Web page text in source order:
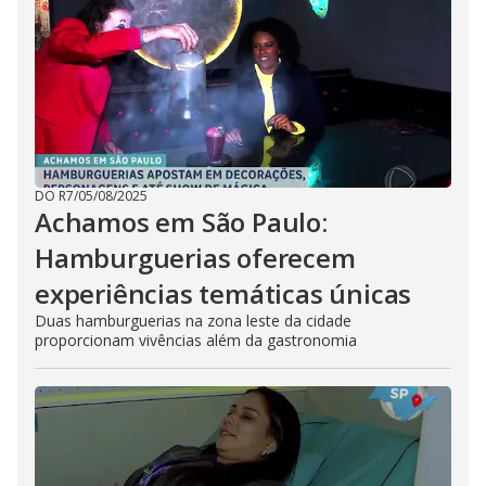
DO R7/05/08/2025
Achamos em São Paulo:
Hamburguerias oferecem
experiências temáticas únicas
Duas hamburguerias na zona leste da cidade
proporcionam vivências além da gastronomia